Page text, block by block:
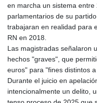
en marcha un sistema
parlamentarios de su
trabajaran en realidad para
RN en 2018.
Las magistradas señalaron
hechos "graves", que
euros" para "fines distintos
Durante el juicio en
intencionalmente un delito,